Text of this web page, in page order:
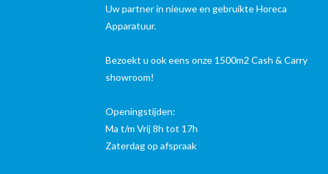
Uw partner in nieuwe en gebruikte Horeca
Apparatuur.
Bezoekt u ook eens onze 1500m2 Cash & Carry
showroom!
Openingstijden:
Ma t/m Vrij 8h tot 17h
Zaterdag op afspraak